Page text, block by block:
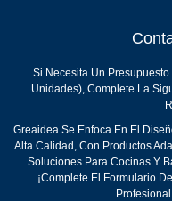
Si Necesita Un
Unidades), Complete La
Greaidea Se Enfoca En El
Alta Calidad, Con Productos
Soluciones Para Cocinas Y
¡Complete El Formulario